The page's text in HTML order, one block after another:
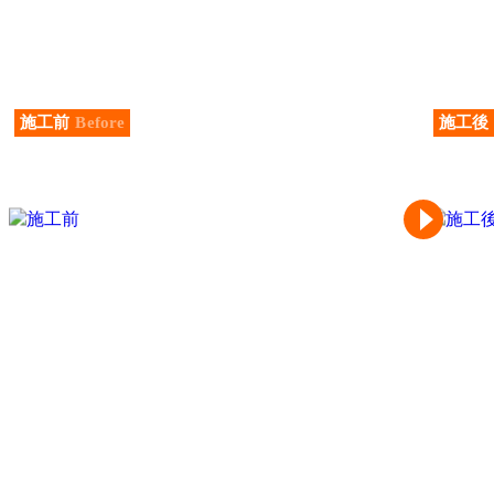
施工前 Before 施工後